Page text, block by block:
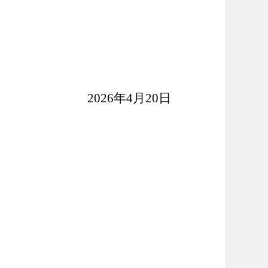
2026年4月20日